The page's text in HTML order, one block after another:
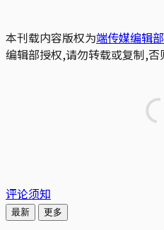
本刊载内容版权为端传媒编辑部
编辑部授权,请勿转载或复制,否
评论须知
最新 更多